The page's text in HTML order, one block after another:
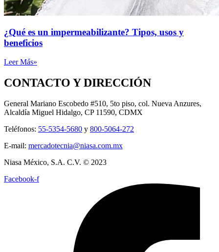
¿Qué es un impermeabilizante? Tipos, usos y
beneficios
Leer Más»
CONTACTO Y DIRECCIÓN
General Mariano Escobedo #510, 5to piso, col. Nueva Anzures,
Alcaldía Miguel Hidalgo, CP 11590, CDMX
Teléfonos: 55-5354-5680 y 800-5064-272
E-mail: mercadotecnia@niasa.com.mx
Niasa México, S.A. C.V. © 2023
Facebook-f